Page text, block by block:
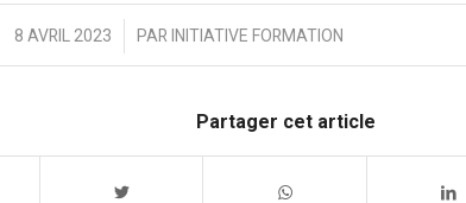
8 AVRIL 2023
/ PAR INITIATIVE FORMATION
Partager cet article